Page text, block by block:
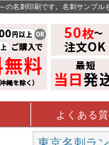
名刺印刷です。名刺サンプル
よくある